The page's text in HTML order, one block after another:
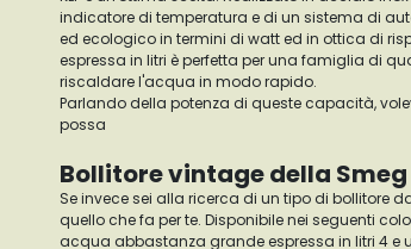
indicatore di temperatura e di un sistema di
ed ecologico in termini di watt ed in ottica di
espressa in litri è perfetta per una famiglia di
riscaldare l'acqua in modo rapido.
Parlando della potenza di queste capacità,
possa
Bollitore vintage della Smeg
Se invece sei alla ricerca di un tipo di bollitore dal design più vintage, il modello Russell Hobbs è
quello che fa per te. Disponibile nei seguenti
acqua abbastanza grande espressa in litri 4 e